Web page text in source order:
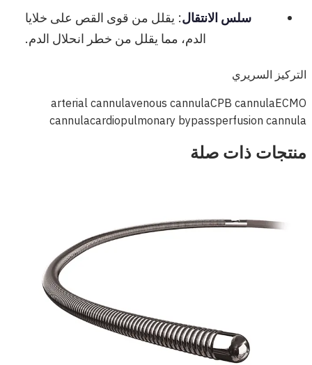
سلس الانتقال: يقلل من قوى القص على خلايا
الدم، مما يقلل من خطر انحلال الدم.
التركيز السريري
arterial cannulavenous cannulaCPB cannulaECMO
cannulacardiopulmonary bypassperfusion cannula
منتجات ذات صلة